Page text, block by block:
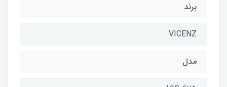
برند
VICENZ
مدل